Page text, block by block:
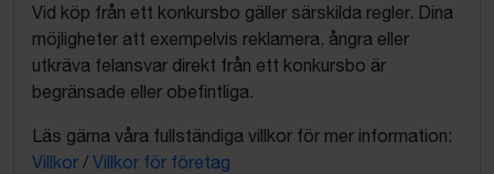
Vid köp från ett konkursbo gäller särskilda regler. Dina
möjligheter att exempelvis reklamera, ångra eller
utkräva felansvar direkt från ett konkursbo är
begränsade eller obefintliga.
Läs gärna våra fullständiga villkor för mer information:
Villkor / Villkor för företag